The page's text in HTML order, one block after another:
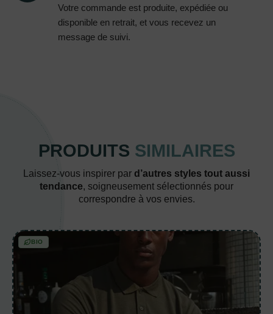
Votre commande est produite, expédiée ou
disponible en retrait, et vous recevez un
message de suivi.
PRODUITS SIMILAIRES
Laissez-vous inspirer par d’autres styles tout aussi
tendance, soigneusement sélectionnés pour
correspondre à vos envies.
BIO